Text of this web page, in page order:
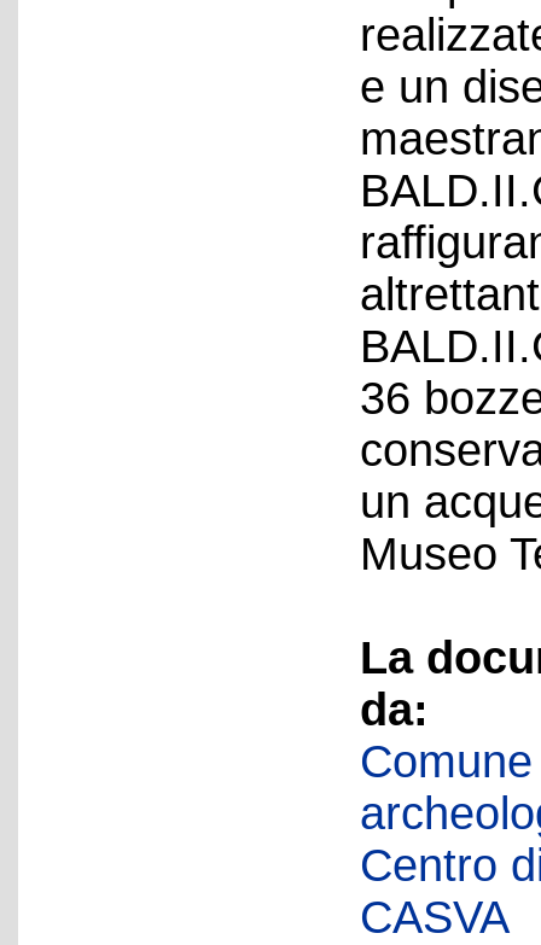
e un
36
un
Museo
La
da:
Centro
CASVA